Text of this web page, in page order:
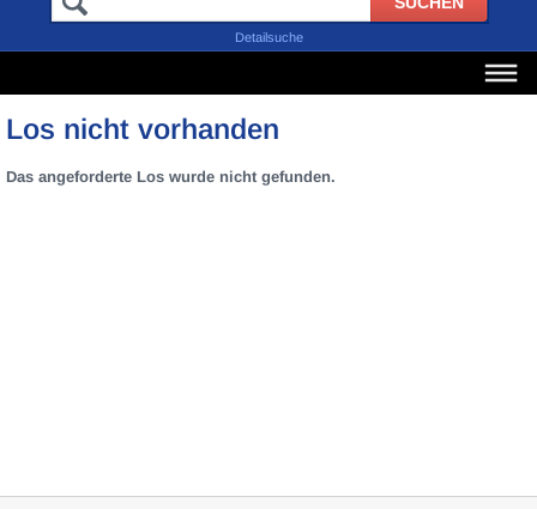
Detailsuche
Los nicht vorhanden
Das angeforderte Los wurde nicht gefunden.